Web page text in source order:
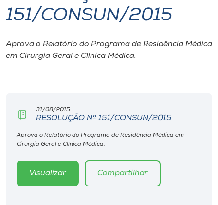
I.nova
Diplomados
CPA
Biblioteca
Editora
151/CONSUN/2015
Aprova o Relatório do Programa de Residência Médica
em Cirurgia Geral e Clínica Médica.
31/08/2015
RESOLUÇÃO Nº 151/CONSUN/2015
Aprova o Relatório do Programa de Residência Médica em
Cirurgia Geral e Clínica Médica.
Visualizar Compartilhar